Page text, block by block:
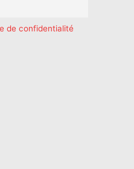
de confidentialité